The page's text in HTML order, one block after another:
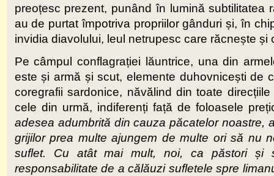
preoțesc prezent, punând în lumină
au de purtat împotriva propriilor gânduri și, în
invidia diavolului, leul netrupesc care răcnește și
Pe câmpul conflagrației lăuntrice, una din
este și armă și scut, elemente duhovnicești de
coregrafii sardonice, năvălind din toate
cele din urmă, indiferenți față de foloasele
adesea adumbrită din cauza păcatelor noastre,
grijilor prea multe ajungem de multe ori să nu
suflet. Cu atât mai mult, noi, ca păstori și
responsabilitate de a călăuzi sufletele spre